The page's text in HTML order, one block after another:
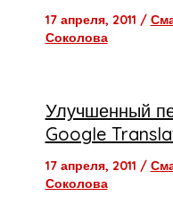
17 апреля, 2011 /
Соколова
Улучшенный
Google
17 апреля, 2011 /
Соколова